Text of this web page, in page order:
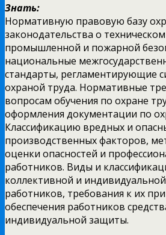
Знать:
Нормативную правовую базу
законодательства о
промышленной и пожарной
национальные
стандарты, регламентирующие
охраной труда. Нормативные
вопросам обучения по охране
оформления документации по
Классификацию вредных и
производственных факторов,
оценки опасностей и
работников. Виды и
коллективной и
работников, требования к их
обеспечения работников
индивидуальной защиты.